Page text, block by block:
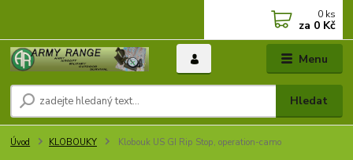
Menu
Hledat
0 ks
za 0 Kč
Úvod KLOBOUKY Klobouk US GI Rip Stop, operation-camo